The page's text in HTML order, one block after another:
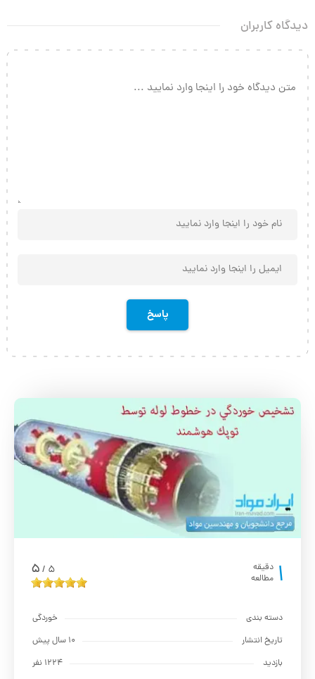
1 دقیقه
مطالعه
5
/
5
دسته بندی
خوردگی
تاریخ انتشار
10 سال پیش
بازدید
1224 نفر
دیدگاه کاربران